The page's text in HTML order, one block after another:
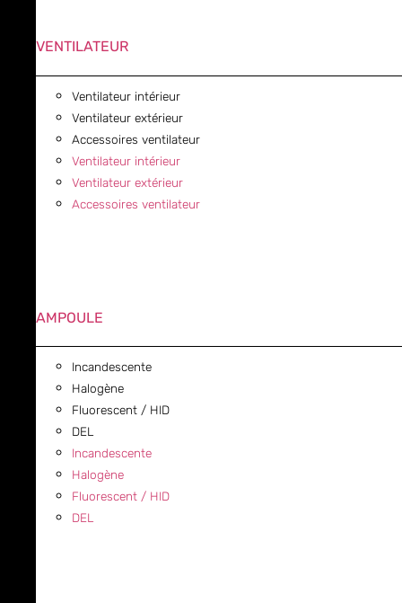
VENTILATEUR
Ventilateur intérieur
Ventilateur extérieur
Accessoires ventilateur
Ventilateur intérieur
Ventilateur extérieur
Accessoires ventilateur
AMPOULE
Incandescente
Halogène
Fluorescent / HID
DEL
Incandescente
Halogène
Fluorescent / HID
DEL